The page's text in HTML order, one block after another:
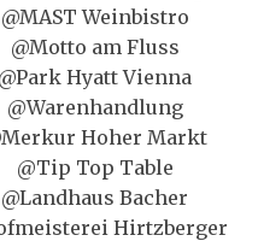
@MAST Weinbistro
@Motto am Fluss
@Park Hyatt Vienna
@Warenhandlung
Hoher Markt
@Tip Top Table
@Landhaus Bacher
Hirtzberger